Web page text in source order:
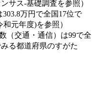
サス‐基礎調査を参照）
万円で全国17位で
元年度)を参照）
（交通・通信）は99で全
る都道府県のすがた